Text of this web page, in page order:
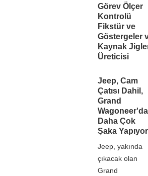
Görev Ölçer
Kontrolü
Fikstür ve
Göstergeler
Kaynak
Üreticisi
Jeep, Cam
Çatısı Dahil,
Grand
Daha Çok
Şaka Yapıyor
Jeep, yakında
çıkacak olan
Grand